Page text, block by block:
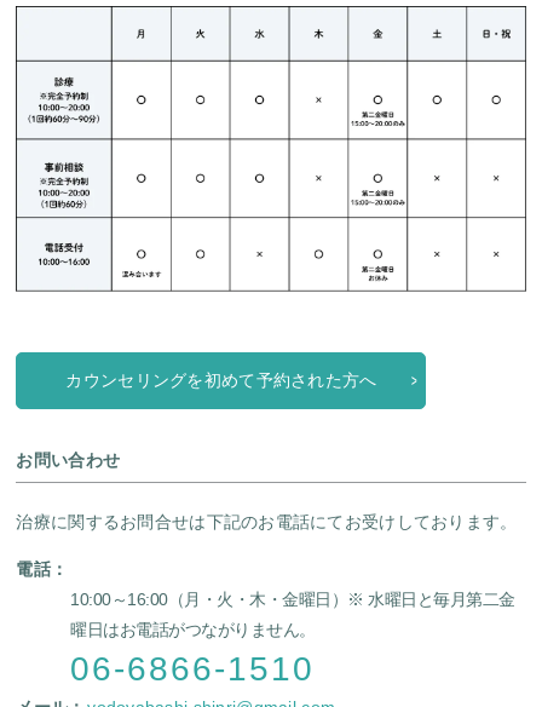
カウンセリングを初めて予約された方へ
お問い合わせ
治療に関するお問合せは下記のお電話にてお受けしております。
電話：
10:00～16:00（月・火・木・金曜日）
※ 水曜日と毎月第二金
曜日はお電話がつながりません。
06-6866-1510